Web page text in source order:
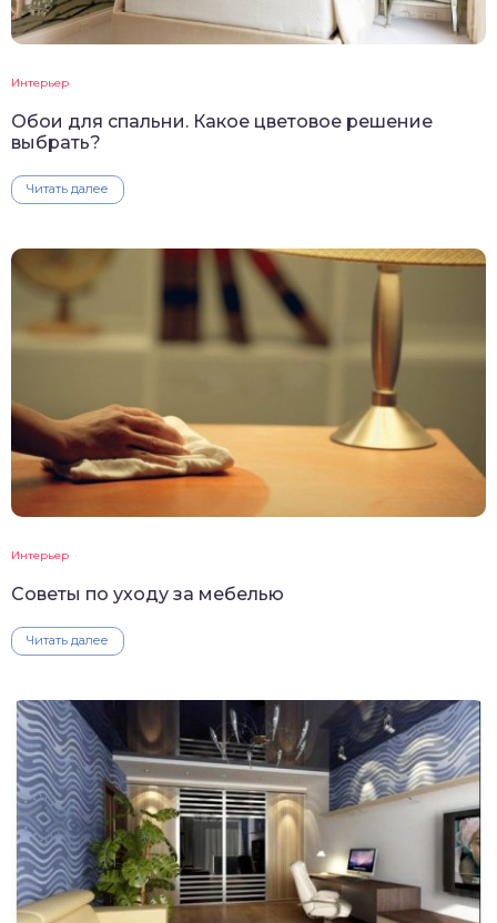
Интерьер
Обои для спальни. Какое цветовое решение
выбрать?
Читать далее
Интерьер
Советы по уходу за мебелью
Читать далее